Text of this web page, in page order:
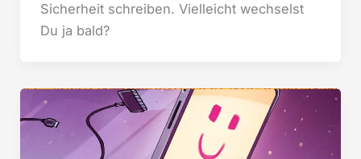
Sicherheit schreiben. Vielleicht wechselst
Du ja bald?